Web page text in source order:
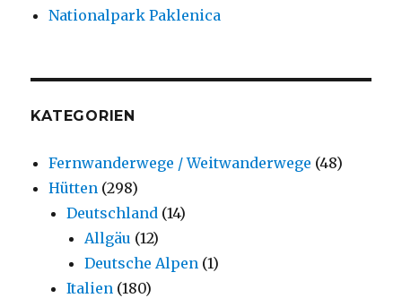
Nationalpark Paklenica
KATEGORIEN
Fernwanderwege / Weitwanderwege (48)
Hütten (298)
Deutschland (14)
Allgäu (12)
Deutsche Alpen (1)
Italien (180)